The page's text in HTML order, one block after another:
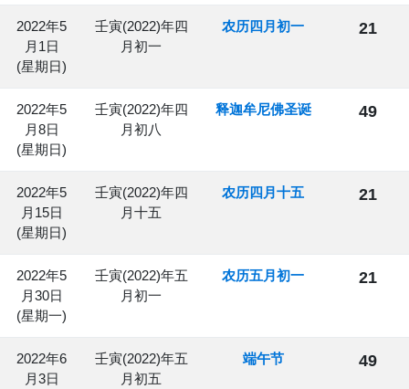
2022年5
月1日
(星期日)
壬寅(2022)年四
月初一
农历四月初一 21
2022年5
月8日
(星期日)
壬寅(2022)年四
月初八
释迦牟尼佛圣诞 49
2022年5
月15日
(星期日)
壬寅(2022)年四
月十五
农历四月十五 21
2022年5
月30日
(星期一)
壬寅(2022)年五
月初一
农历五月初一 21
2022年6
月3日
壬寅(2022)年五
月初五
端午节 49